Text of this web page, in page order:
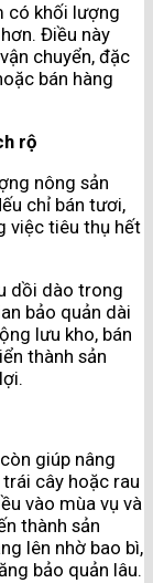
có khối lượng
Điều này
chuyển, đặc
bán hàng
rộ
nông sản
chỉ bán tươi,
việc tiêu thụ hết
dồi dào trong
bảo quản dài
lưu kho, bán
thành sản
giúp nâng
cây hoặc rau
vào mùa vụ và
thành sản
lên nhờ bao bì,
bảo quản lâu.